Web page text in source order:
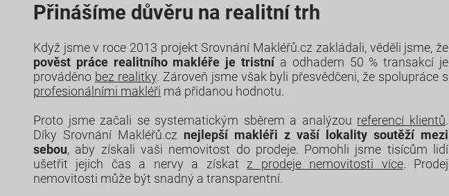
Přinášíme důvěru na realitní trh
Když jsme v roce 2013 projekt Srovnání Makléřů.cz zakládali, věděli jsme, že
pověst práce realitního makléře je tristnía odhadem 50 % transakcí je
prováděno bez realitky. Zároveň jsme však byli přesvědčeni, že spolupráce s
profesionálními makléři má přidanou hodnotu.
Proto jsme začali se systematickým sběrem a analýzou referencí klientů.
Díky Srovnání Makléřů.cz nejlepší makléři z vaší lokality soutěží mezi
sebou, aby získali vaši nemovitost do prodeje. Pomohli jsme tisícům lidí
ušetřit jejich čas a nervy a získat z prodeje nemovitosti více. Prodej
nemovitosti může být snadný a transparentní.